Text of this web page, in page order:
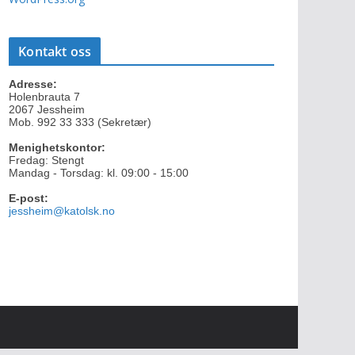
Kontakt oss
Adresse:
Holenbrauta 7
2067 Jessheim
Mob. 992 33 333 (Sekretær)
Menighetskontor:
Fredag: Stengt
Mandag - Torsdag: kl. 09:00 - 15:00
E-post:
jessheim@katolsk.no